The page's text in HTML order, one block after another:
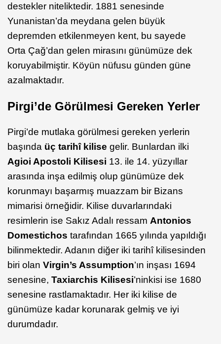
destekler niteliktedir. 1881 senesinde
Yunanistan’da meydana gelen büyük
depremden etkilenmeyen kent, bu sayede
Orta Çağ’dan gelen mirasını günümüze dek
koruyabilmiştir. Köyün nüfusu günden güne
azalmaktadır.
Pirgi’de Görülmesi Gereken Yerler
Pirgi’de mutlaka görülmesi gereken yerlerin
başında üç tarihî kilise gelir. Bunlardan ilki
Agioi Apostoli Kilisesi 13. ile 14. yüzyıllar
arasında inşa edilmiş olup günümüze dek
korunmayı başarmış muazzam bir Bizans
mimarisi örneğidir. Kilise duvarlarındaki
resimlerin ise Sakız Adalı ressam Antonios
Domestichos tarafından 1665 yılında yapıldığı
bilinmektedir. Adanın diğer iki tarihî kilisesinden
biri olan Virgin’s Assumption’ın inşası 1694
senesine, Taxiarchis Kilisesi’ninkisi ise 1680
senesine rastlamaktadır. Her iki kilise de
günümüze kadar korunarak gelmiş ve iyi
durumdadır.